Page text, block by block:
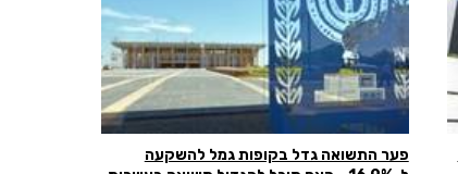
פער התשואה גדל בקופות גמל להשקעה